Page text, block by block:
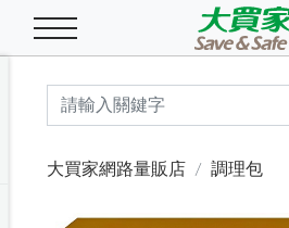
油/調味料
美味餅乾
奶粉/穀麥片
美髮造型
掃除用具/照明/五金
衣物清潔
季節家電
汽機車百貨
箱購免運
大買家網路量販店 調理包